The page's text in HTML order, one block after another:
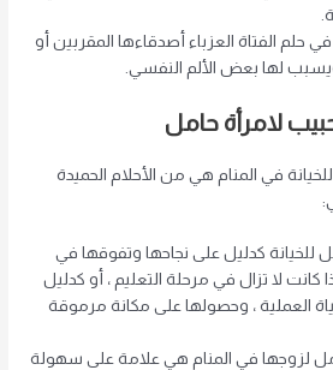
حلم الفتاة العزباء أصدقاءها المقربين أو
لها بعض الألم النفسي.
لامرأة حامل
في المنام هي من الأحلام الحميدة
للخيانة كدليل على نجاحها وتفوقها في
كانت لا تزال في مرحلة التعليم ، أو كدليل
العملية ، وحصولها على مكانة مرموقة
لزوجها في المنام هي علامة على سهولة